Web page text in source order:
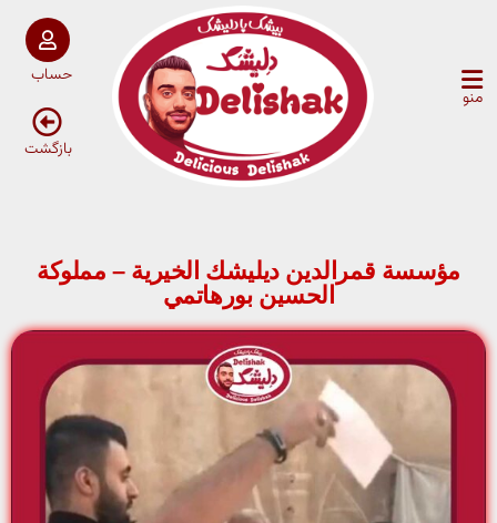
منو
حساب
بازگشت
مؤسسة قمرالدین ديليشك الخيرية – مملوكة
الحسين بورهاتمي